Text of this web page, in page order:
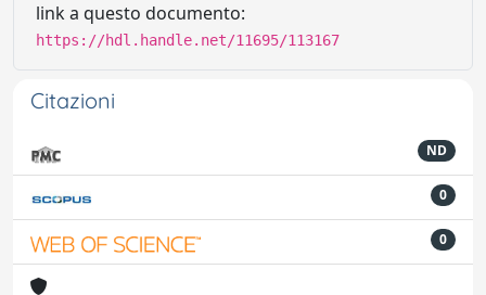
link a questo documento:
https://hdl.handle.net/11695/113167
Citazioni
ND
0
0